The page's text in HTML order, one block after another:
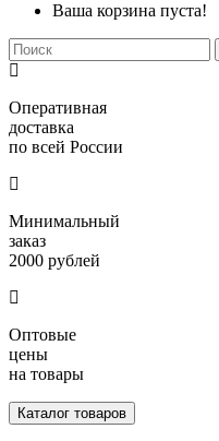
Ваша корзина пуста!
Оперативная
доставка
по всей России
Минимальный
заказ
2000 рублей
Оптовые
цены
на товары
Каталог товаров